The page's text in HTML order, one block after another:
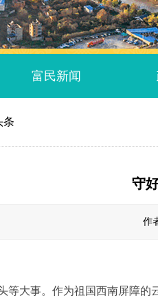
富民新闻
条
守
作
等大事。作为祖国西南屏障